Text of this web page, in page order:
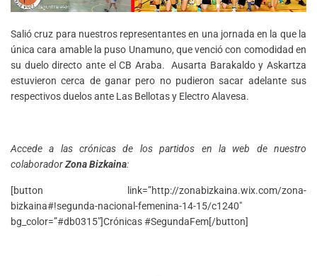
Salió cruz para nuestros representantes en una jornada en la que la
única cara amable la puso Unamuno, que venció con comodidad en
su duelo directo ante el CB Araba. Ausarta Barakaldo y Askartza
estuvieron cerca de ganar pero no pudieron sacar adelante sus
respectivos duelos ante Las Bellotas y Electro Alavesa.
Accede a las crónicas de los partidos en la web de nuestro
colaboradorZona Bizkaina:
[button link=”http://zonabizkaina.wix.com/zona-
bizkaina#!segunda-nacional-femenina-14-15/c1240″
bg_color=”#db0315″]Crónicas #SegundaFem[/button]